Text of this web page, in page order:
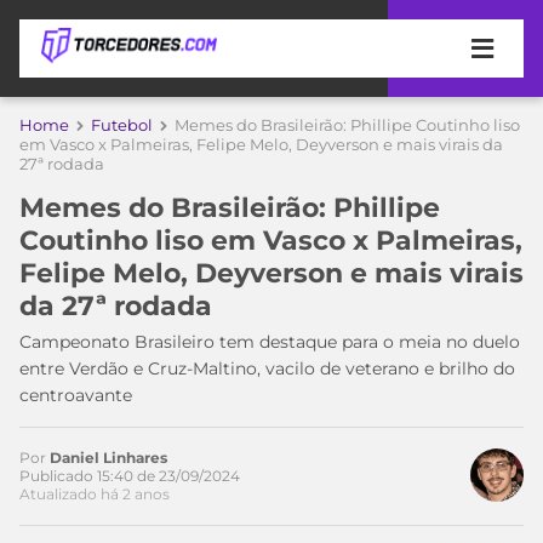
APOSTAS
DICAS
APOSTA
MELHORES
SITES
DE
APOSTAS
2026
CÓDIGO
PROMOCIONAL
ÚLTIMAS
COPA
DO
MUNDO
TIMES
MEU
TIME
CAMPEONATOS
BRASILEIRÃO
MÍDIA
Home Futebol
Memes do Brasileirão: Phillipe Coutinho liso
em Vasco x Palmeiras, Felipe Melo, Deyverson e mais virais da
27ª rodada
Memes do Brasileirão: Phillipe
Coutinho liso em Vasco x Palmeiras,
Felipe Melo, Deyverson e mais virais
da 27ª rodada
Campeonato Brasileiro tem destaque para o meia no duelo
entre Verdão e Cruz-Maltino, vacilo de veterano e brilho do
centroavante
Por Daniel Linhares
Publicado 15:40 de 23/09/2024
Atualizado há 2 anos